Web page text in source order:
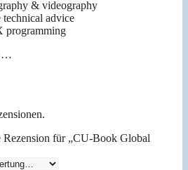
& videography
technical advice
programming
…
Rezension für „CU-Book Global